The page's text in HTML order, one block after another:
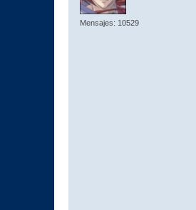
Mensajes: 10529